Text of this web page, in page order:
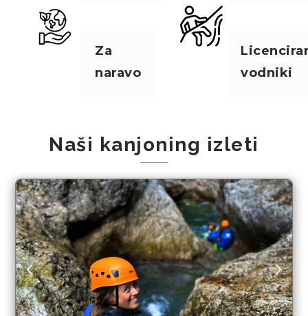
Za
naravo
vodniki
Naši kanjoning izleti